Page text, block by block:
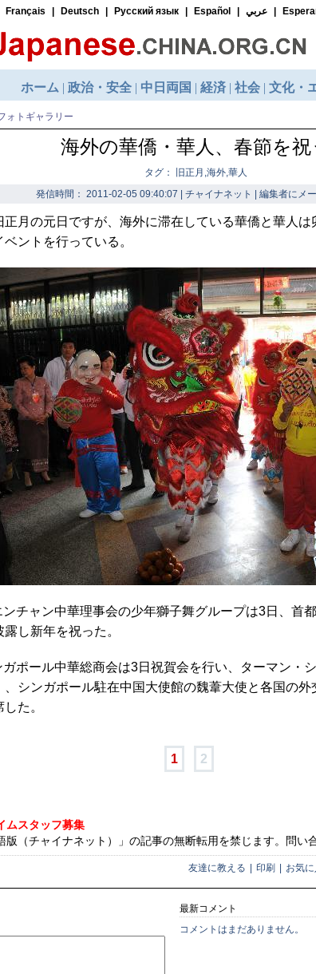
ォトギャラリー
海外の華僑・華人、春節を祝
タグ： 旧正月,海外,華人
発信時間： 2011-02-05 09:40:07 | チャイナネット | 編集者にメ
正月の元日ですが、海外に滞在している華僑と華人
ントを行っている。
ンチャン中華理事会の少年獅子舞グループは3日、首
し新年を祝った。
ガポール中華総商会は3日祝賀会を行い、ターマン・
、シンガポール駐在中国大使館の魏葦大使と各国の外
た。
1 2
ムスタッフ募集
版（チャイナネット）」の記事の無断転用を禁じます。問
友達に教える 印刷 お気
最新コメント
コメントはまだありません。